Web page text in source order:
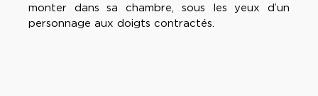
monter dans sa chambre, sous les yeux d’un
personnage aux doigts contractés.